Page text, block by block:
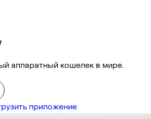
аппаратный кошелек в мире.
приложение